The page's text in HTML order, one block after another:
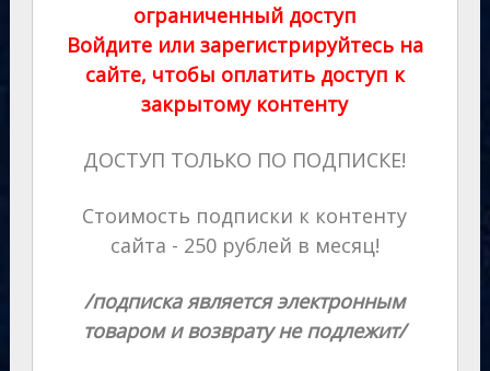
ограниченный доступ
Войдите или зарегистрируйтесь на
сайте, чтобы оплатить доступ к
закрытому контенту
ДОСТУП ТОЛЬКО ПО ПОДПИСКЕ!
Стоимость подписки к контенту
сайта - 250 рублей в месяц!
/подписка является электронным
товаром и возврату не подлежит/